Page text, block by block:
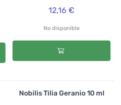
12,16 €
No disponible
Nobilis Tilia Geranio 10 ml